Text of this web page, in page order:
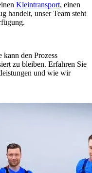
Kleintransport, einen
handelt, unser Team steht
den Prozess
zu bleiben. Erfahren Sie
und wie wir